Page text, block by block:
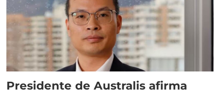
Presidente de Australis afirma